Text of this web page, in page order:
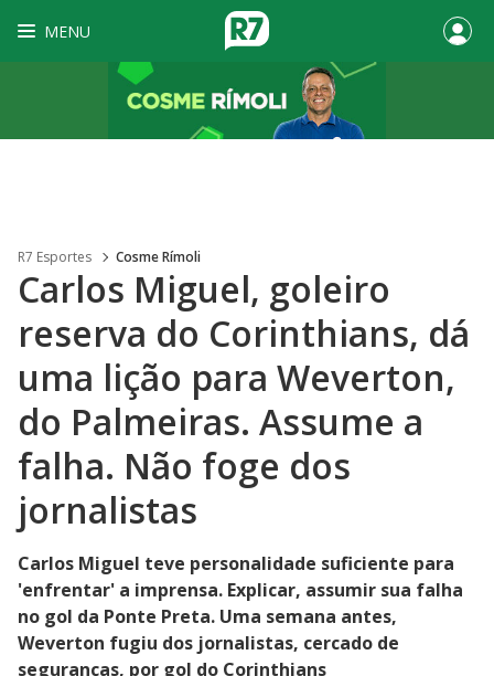
MENU
R7 Esportes Cosme Rímoli
Carlos Miguel, goleiro
reserva do Corinthians, dá
uma lição para Weverton,
do Palmeiras. Assume a
falha. Não foge dos
jornalistas
Carlos Miguel teve personalidade suficiente para
'enfrentar' a imprensa. Explicar, assumir sua falha
no gol da Ponte Preta. Uma semana antes,
Weverton fugiu dos jornalistas, cercado de
seguranças, por gol do Corinthians